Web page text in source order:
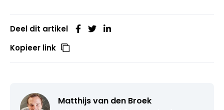
Deel dit artikel
Kopieer link
Matthijs van den Broek